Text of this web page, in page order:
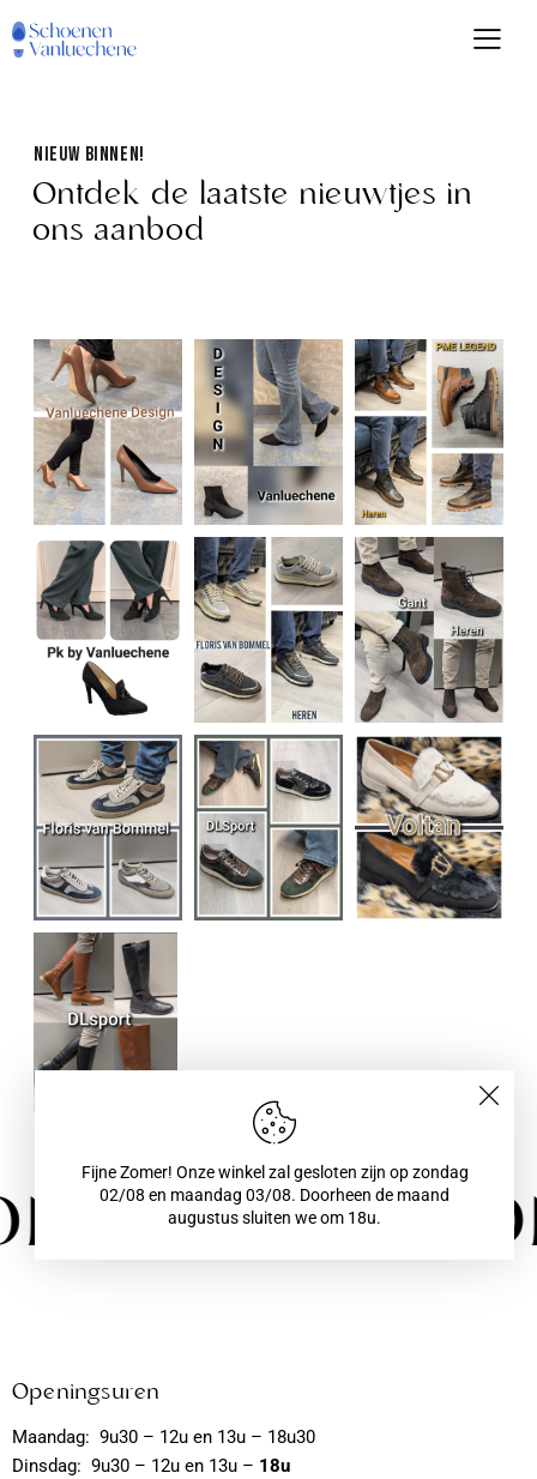
NIEUW BINNEN!
Ontdek de laatste nieuwtjes in
ons aanbod
Openingsuren
Maandag: 9u30 – 12u en 13u – 18u30
Dinsdag: 9u30 – 12u en 13u – 18u
Fijne Zomer! Onze winkel zal gesloten zijn op zondag
02/08 en maandag 03/08. Doorheen de maand
augustus sluiten we om 18u.